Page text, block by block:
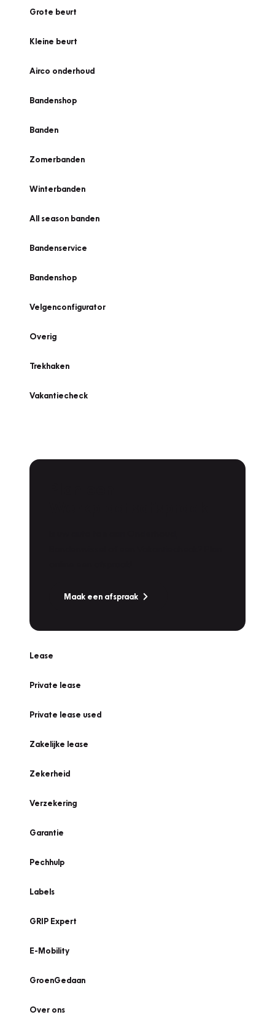
Grote beurt
Kleine beurt
Airco onderhoud
Bandenshop
Banden
Zomerbanden
Winterbanden
All season banden
Bandenservice
Bandenshop
Velgenconfigurator
Overig
Trekhaken
Vakantiecheck
Maak een afspraak
Lease
Private lease
Private lease used
Zakelijke lease
Zekerheid
Verzekering
Garantie
Pechhulp
Labels
GRIP Expert
E-Mobility
GroenGedaan
Over ons